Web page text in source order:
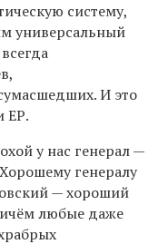
систему,
универсальный
И это
ЕР.
у нас генерал —
генералу
— хороший
любые даже